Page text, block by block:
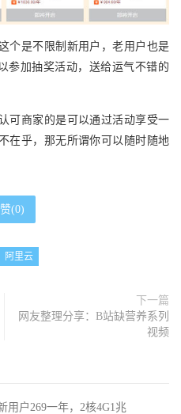
个是不限制新用户，老用户也是
参加抽奖活动，送给运气不错的
可商家的是可以通过活动享受一
在乎，那无所谓你可以随时随地
赞(0)
阿里云
下一篇
网友整理分享：B站缺营养系列
视频
用户269一年，2核4G1兆